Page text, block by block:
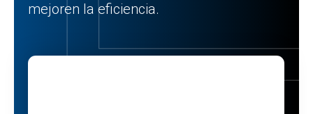
mejoren la eficiencia.